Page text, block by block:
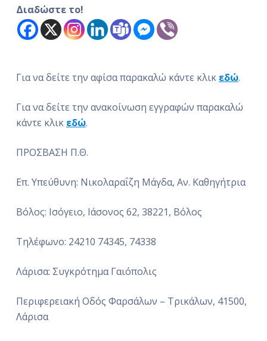
Διαδώστε το!
Για να δείτε την αφίσα παρακαλώ κάντε κλικ εδώ.
Για να δείτε την ανακοίνωση εγγραφών παρακαλώ
κάντε κλικ εδώ.
ΠΡΟΣΒΑΣΗ Π.Θ.
Επ. Υπεύθυνη: Νικολαραΐζη Μάγδα, Αν. Καθηγήτρια
Βόλος: Ισόγειο, Ιάσονος 62, 38221, Βόλος
Τηλέφωνο: 24210 74345, 74338
Λάρισα: Συγκρότημα Γαιόπολις
Περιφερειακή Οδός Φαρσάλων – Τρικάλων, 41500,
Λάρισα